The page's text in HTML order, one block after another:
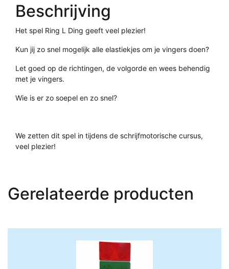
Beschrijving
Het spel Ring L Ding geeft veel plezier!
Kun jij zo snel mogelijk alle elastiekjes om je vingers doen?
Let goed op de richtingen, de volgorde en wees behendig
met je vingers.
Wie is er zo soepel en zo snel?
We zetten dit spel in tijdens de schrijfmotorische cursus,
veel plezier!
Gerelateerde producten